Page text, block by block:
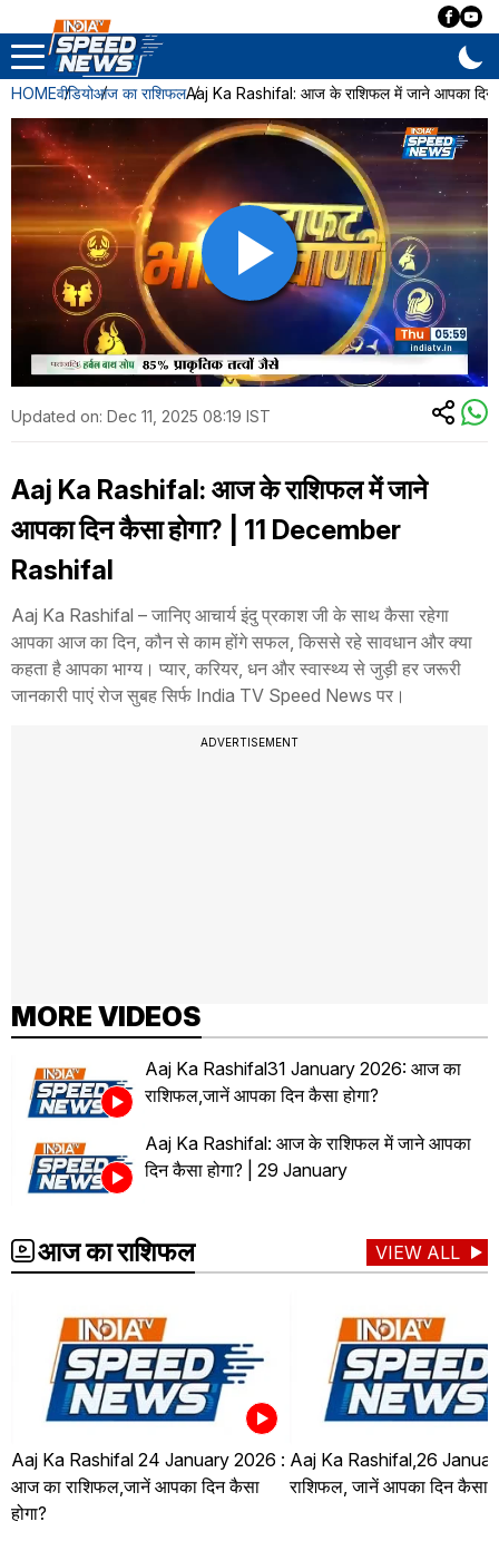
HOMEवीडियोआज का राशिफलAaj Ka Rashifal: आज के राशिफल में जाने आपका दिन
Updated on: Dec 11, 2025 08:19 IST
Aaj Ka Rashifal: आज के राशिफल में जाने
आपका दिन कैसा होगा? | 11 December
Rashifal
Aaj Ka Rashifal – जानिए आचार्य इंदु प्रकाश जी के साथ कैसा रहेगा
आपका आज का दिन, कौन से काम होंगे सफल, किससे रहे सावधान और क्या
कहता है आपका भाग्य। प्यार, करियर, धन और स्वास्थ्य से जुड़ी हर जरूरी
जानकारी पाएं रोज सुबह सिर्फ India TV Speed News पर।
ADVERTISEMENT
MORE VIDEOS
Aaj Ka Rashifal31 January 2026: आज का
राशिफल,जानें आपका दिन कैसा होगा?
Aaj Ka Rashifal: आज के राशिफल में जाने आपका
दिन कैसा होगा? | 29 January
आज का राशिफल VIEW ALL
Aaj Ka Rashifal 24 January 2026 :
आज का राशिफल,जानें आपका दिन कैसा
होगा?
Aaj Ka Rashifal,26
राशिफल, जानें आपका दिन कैसा